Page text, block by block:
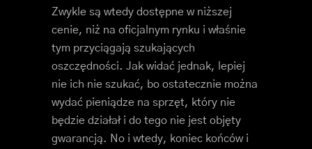
Zwykle są wtedy dostępne w niższej
cenie, niż na oficjalnym rynku i właśnie
tym przyciągają szukających
oszczędności. Jak widać jednak, lepiej
nie ich nie szukać, bo ostatecznie można
wydać pieniądze na sprzęt, który nie
będzie działał i do tego nie jest objęty
gwarancją. No i wtedy, koniec końców i